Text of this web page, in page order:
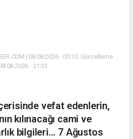
| 08.08.2026 - 00:10, Güncelleme:
- 21:33
vefat edenlerin,
kılınacağı cami ve
bilgileri... 7 Ağustos